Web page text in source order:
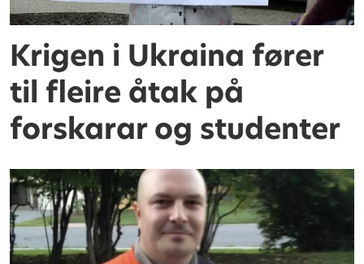
Krigen i Ukraina fører
til fleire åtak på
forskarar og studenter